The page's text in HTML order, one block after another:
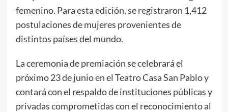
femenino. Para esta edición, se registraron 1,412
postulaciones de mujeres provenientes de
distintos países del mundo.
La ceremonia de premiación se celebrará el
próximo 23 de junio en el Teatro Casa San Pablo y
contará con el respaldo de instituciones públicas y
privadas comprometidas con el reconocimiento al